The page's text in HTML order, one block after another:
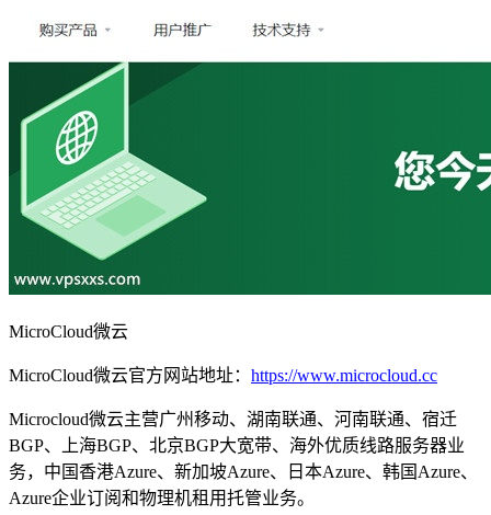
MicroCloud微云
MicroCloud微云官方网站地址： https://www.microcloud.cc
Microcloud微云主营广州移动、湖南联通、河南联通、宿迁
BGP、上海BGP、北京BGP大宽带、海外优质线路服务器业
务，中国香港Azure、新加坡Azure、日本Azure、韩国Azure、
Azure企业订阅和物理机租用托管业务。